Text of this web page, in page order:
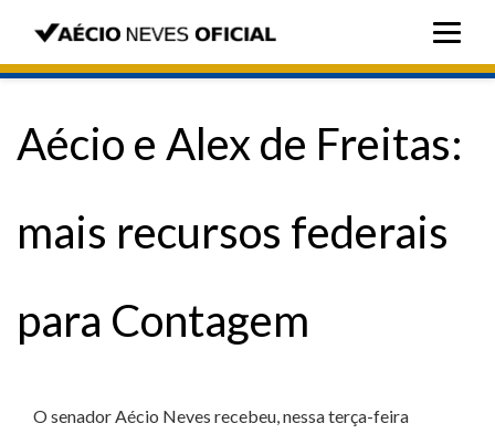
Aécio e Alex de Freitas:
mais recursos federais
para Contagem
O senador Aécio Neves recebeu, nessa terça-feira